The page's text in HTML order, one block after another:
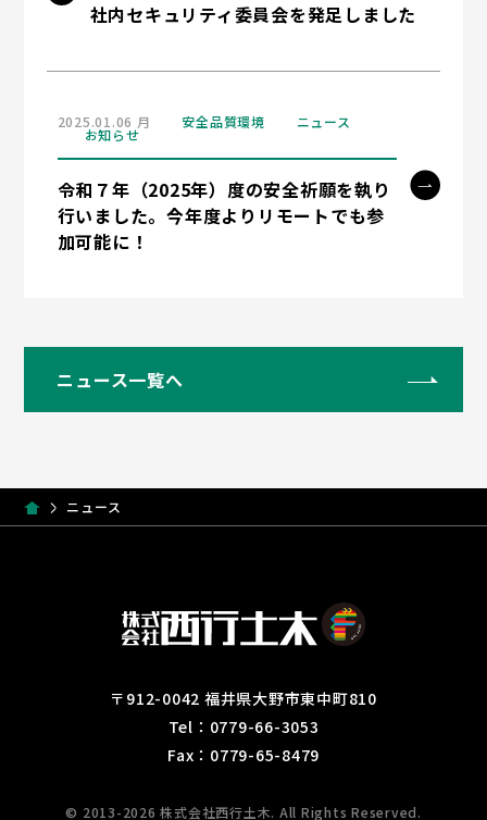
社内セキュリティ委員会を発足しました
2025.01.06 月 安全品質環境 ニュース
お知らせ
令和７年（2025年）度の安全祈願を執り
行いました。今年度よりリモートでも参
加可能に！
ニュース一覧へ
ニュース
〒912-0042 福井県大野市東中町810
Tel：0779-66-3053
Fax：0779-65-8479
© 2013-2026 株式会社西行土木. All Rights Reserved.